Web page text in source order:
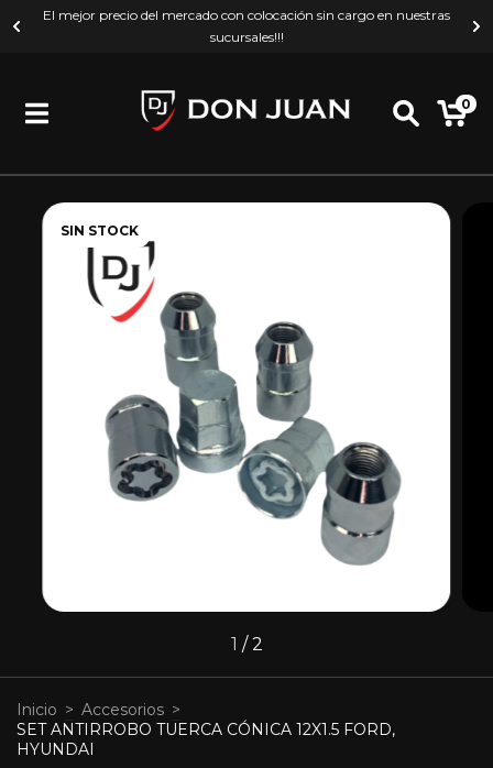
El mejor precio del mercado con colocación sin cargo en nuestras
sucursales!!!
0
SIN STOCK
1 /2
Inicio > Accesorios >
SET ANTIRROBO TUERCA CÓNICA 12X1.5 FORD,
HYUNDAI